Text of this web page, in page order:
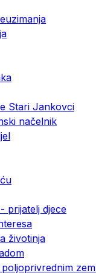
Stari Jankovci
načelnik
prijatelj djece
životinja